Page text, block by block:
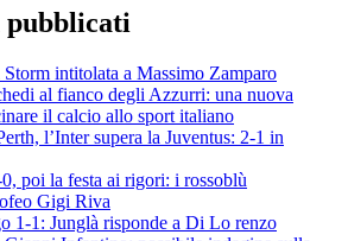
intitolata a Massimo Zamparo
al fianco degli Azzurri: una nuova
il calcio allo sport italiano
l’Inter supera la Juventus: 2-1 in
poi la festa ai rigori: i rossoblù
Gigi Riva
1-1: Junglà risponde a Di Lo renzo